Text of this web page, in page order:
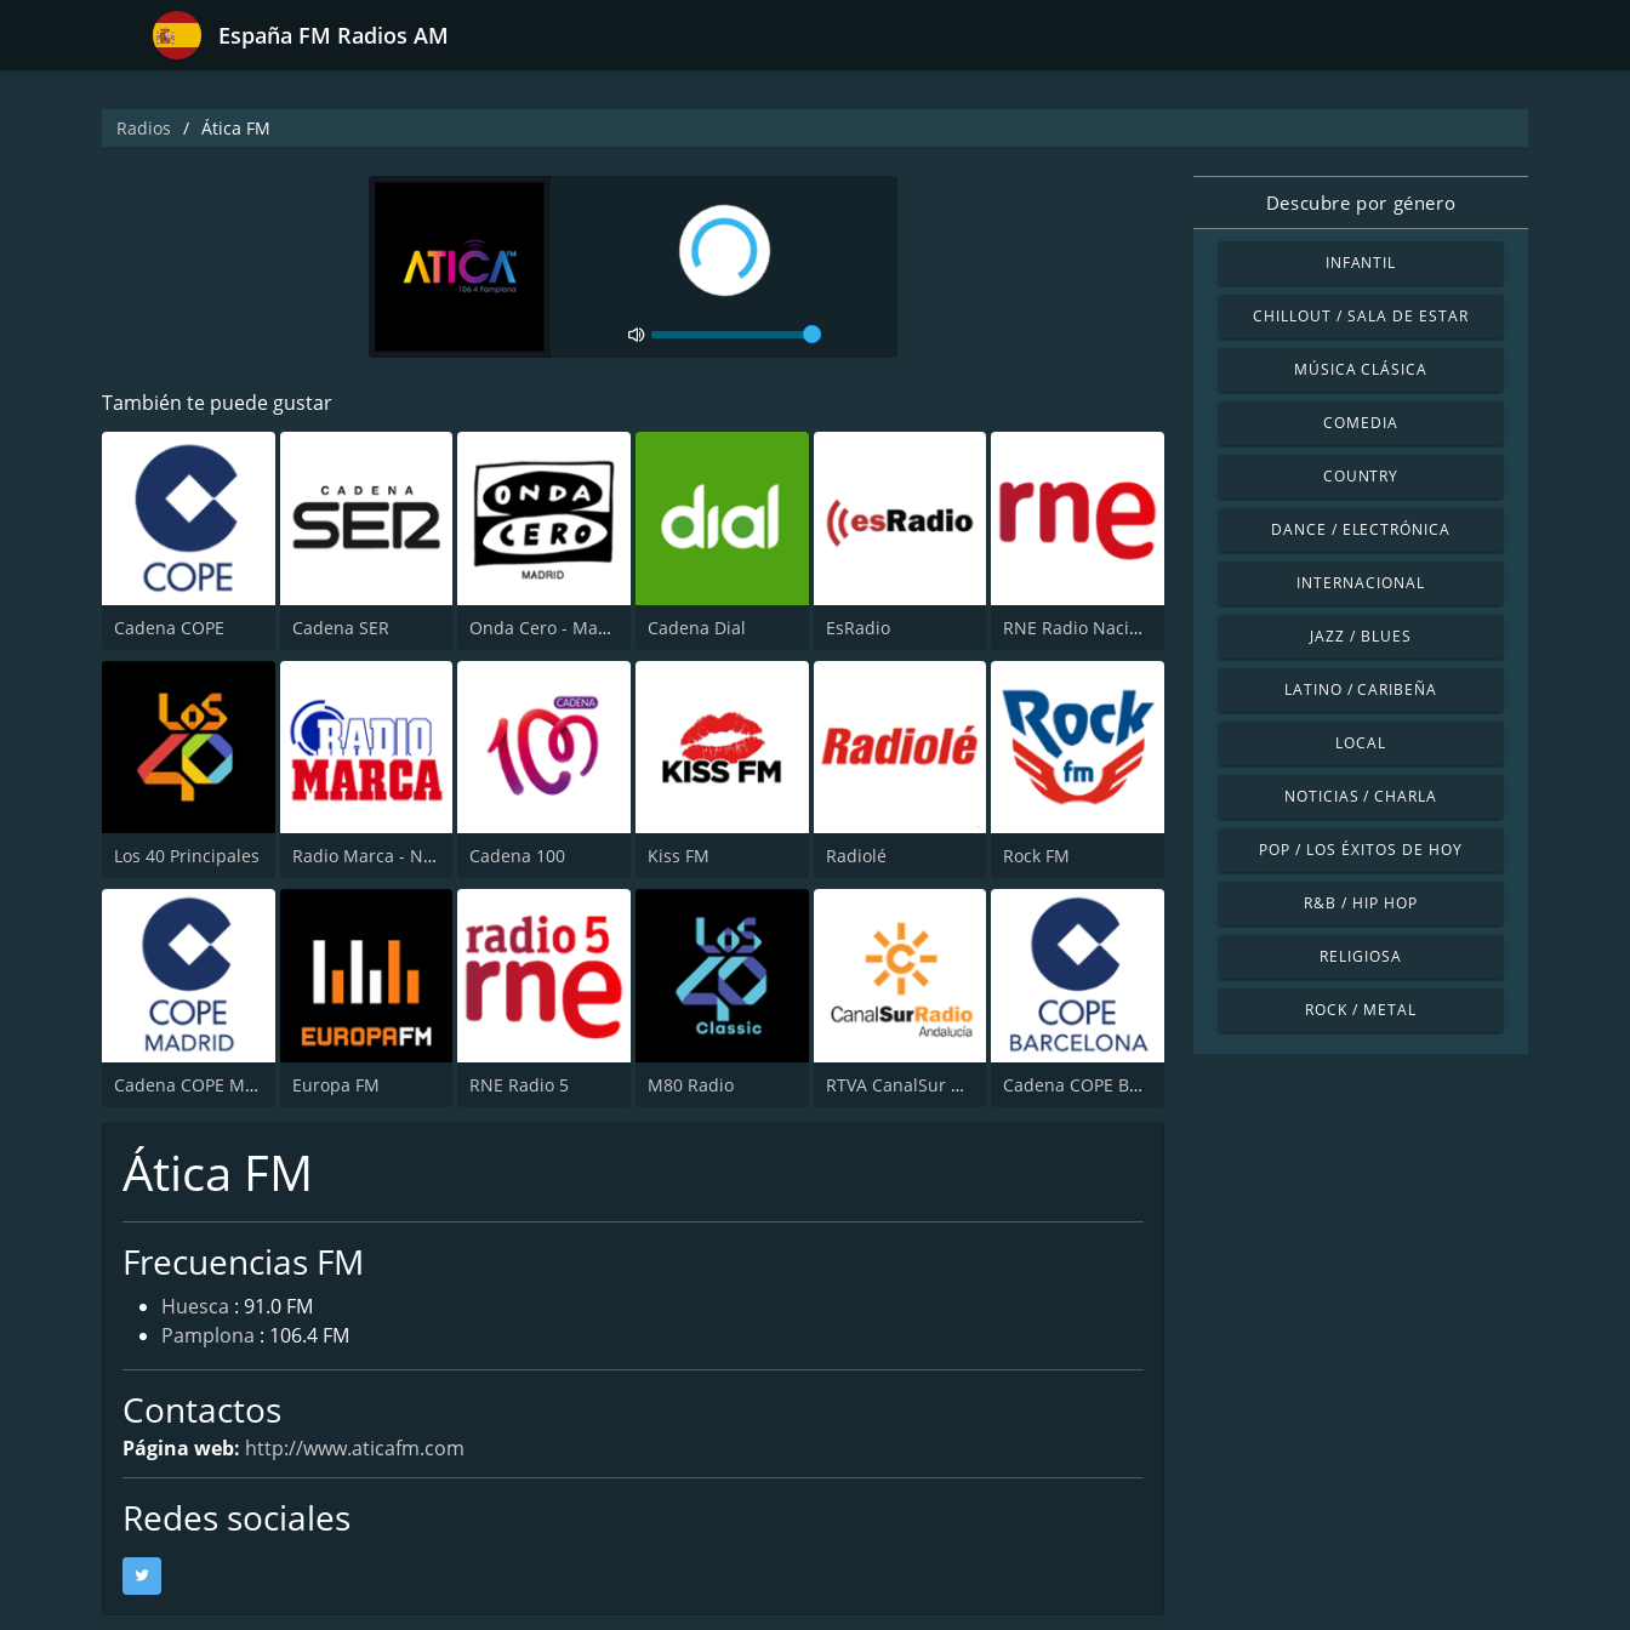
España FM Radios AM
Radios Ática FM
También te puede gustar
Cadena COPE Cadena SER Onda Cero - Madrid Cadena Dial EsRadio RNE Radio Nacional (Radio 1)
Los 40 Principales Radio Marca - Nacional Cadena 100 Kiss FM Radiolé Rock FM
Cadena COPE Madrid Europa FM RNE Radio 5 M80 Radio RTVA CanalSur Radio Cadena COPE Barcelona
Ática FM
Frecuencias FM
Huesca : 91.0 FM
Pamplona : 106.4 FM
Contactos
Página web: http://www.aticafm.com
Redes sociales
Descubre por género
INFANTIL
CHILLOUT / SALA DE ESTAR
MÚSICA CLÁSICA
COMEDIA
COUNTRY
DANCE / ELECTRÓNICA
INTERNACIONAL
JAZZ / BLUES
LATINO / CARIBEÑA
LOCAL
NOTICIAS / CHARLA
POP / LOS ÉXITOS DE HOY
R&B / HIP HOP
RELIGIOSA
ROCK / METAL